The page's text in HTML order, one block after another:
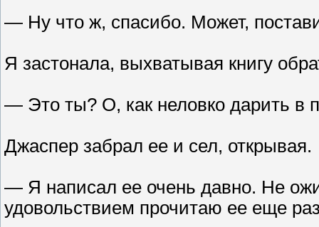
— Ну что ж, спасибо. Может,
Я застонала, выхватывая книгу
— Это ты? О, как неловко дарить в
Джаспер забрал ее и сел, открывая.
— Я написал ее очень давно. Не
удовольствием прочитаю ее еще